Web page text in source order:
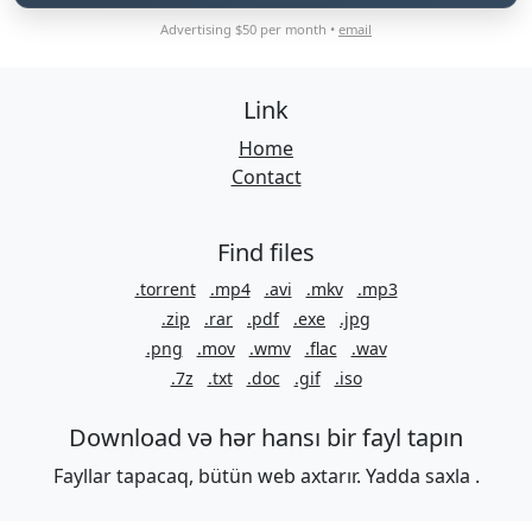
Advertising $50 per month • email
Link
Home
Contact
Find files
.torrent .mp4 .avi .mkv
.mp3
.zip
.rar .pdf .exe
.jpg
.png
.mov .wmv .flac
.wav
.7z
.txt .doc .gif .iso
Download və hər hansı bir fayl tapın
Fayllar tapacaq, bütün web axtarır. Yadda saxla .